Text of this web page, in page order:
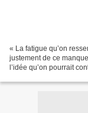
« La fatigue qu’on
justement de ce
l’idée qu’on pourrait